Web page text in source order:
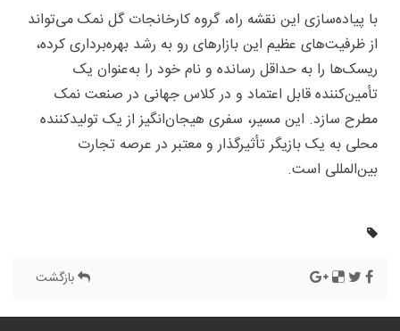
با پیاده‌سازی این نقشه راه، گروه کارخانجات گل نمک می‌تواند
از ظرفیت‌های عظیم این بازارهای رو به رشد بهره‌برداری کرده،
ریسک‌ها را به حداقل رسانده و نام خود را به‌عنوان یک
تأمین‌کننده قابل اعتماد و در کلاس جهانی در صنعت نمک
مطرح سازد. این مسیر، سفری هیجان‌انگیز از یک تولیدکننده
محلی به یک بازیگر تأثیرگذار و معتبر در عرصه تجارت
بین‌المللی است.
بازگشت